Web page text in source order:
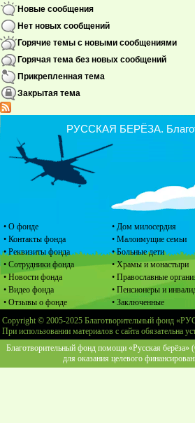
Новые сообщения
Нет новых сообщений
Горячие темы с новыми сообщениями
Горячая тема без новых сообщений
Прикрепленная тема
Закрытая тема
• О фонде
• Контакты фонда
• Реквизиты фонда
• Сотрудники фонда
• Новости фонда
• Видео фонда
• Отзывы о фонде
• Дом милосердия
• Малоимущие семьи
• Больные дети
• Храмы и монастыри
• Православные
• Пенсионеры и
• Заключенные
РУССКАЯ БЕРЁЗА.
Copyright © 2005-2025 Благотворительный фонд
При использовании материалов с сайта обязательна
Благотворительный фонд помощи «Русская
для оказания целевого